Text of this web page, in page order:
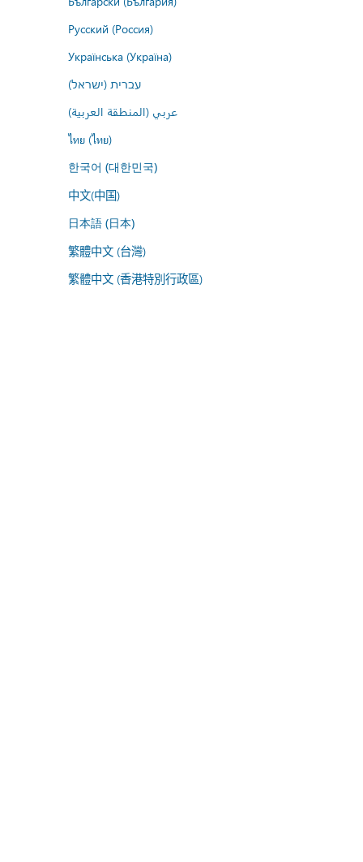
Русский (Россия)
Українська (Україна)
עברית (ישראל)
عربي (المنطقة العربية)
ไทย (ไทย)
한국어 (대한민국)
中文(中国)
日本語 (日本)
繁體中文 (台灣)
繁體中文 (香港特別行政區)